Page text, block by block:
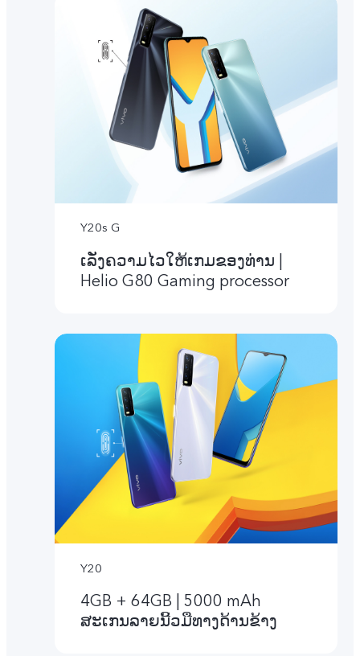
Y20s G
ເລັ່ງຄວາມໄວໃຫ້ເກມຂອງທ່ານ |
Helio G80 Gaming processor
Y20
4GB + 64GB | 5000 mAh
ສະເກນລາຍນີ້ວມືທາງດ້ານຂ້າງ